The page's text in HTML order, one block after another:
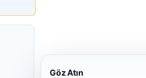
Göz Atın